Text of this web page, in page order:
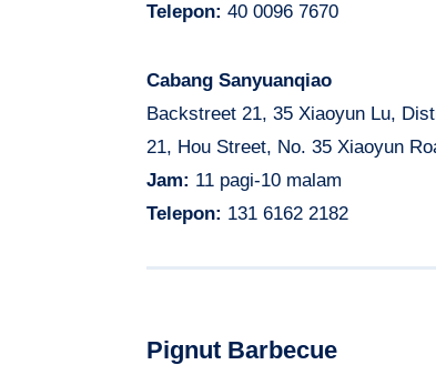
Telepon: 40 0096 7670
Cabang Sanyuanqiao
Backstreet 21, 35 Xiaoyun Lu,
21, Hou Street, No. 35 Xiaoyun
Jam: 11 pagi-10 malam
Telepon: 131 6162 2182
Pignut Barbecue